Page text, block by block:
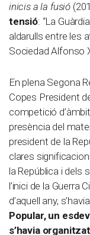
inicis a la fusió
tensió: “La
aldarulls entre les
Sociedad Alfonso
En plena Segona
Copes President
competició
presència del
president de la
clares
la República i dels
l’inici de la Guerra
d’aquell any,
Popular, un
s’havia